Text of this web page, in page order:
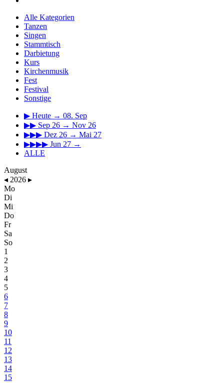
Alle Kategorien
Tanzen
Singen
Stammtisch
Darbietung
Kurs
Kirchenmusik
Fest
Festival
Sonstige
▶ Heute → 08. Sep
▶▶ Sep 26 → Nov 26
▶▶▶ Dez 26 → Mai 27
▶▶▶▶ Jun 27 →
ALLE
August
◂ 2026 ▸
Mo
Di
Mi
Do
Fr
Sa
So
1
2
3
4
5
6
7
8
9
10
11
12
13
14
15